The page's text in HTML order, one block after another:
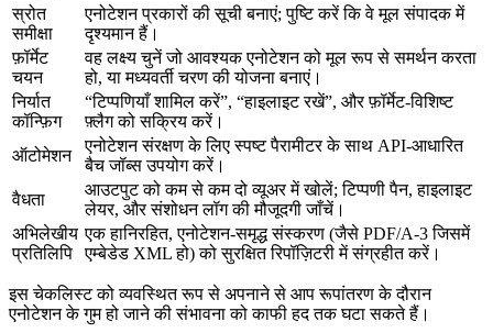
स्रोत
समीक्षा
एनोटेशन प्रकारों की सूची बनाएं; पुष्टि करें कि वे मूल संपादक में
दृश्यमान हैं।
फ़ॉर्मेट
चयन
वह लक्ष्य चुनें जो आवश्यक एनोटेशन को मूल रूप से समर्थन करता
हो, या मध्यवर्ती चरण की योजना बनाएं।
निर्यात
कॉन्फ़िग
“टिप्पणियाँ शामिल करें”, “हाइलाइट रखें”, और फ़ॉर्मेट‑विशिष्ट
फ़्लैग को सक्रिय करें।
ऑटोमेशन
एनोटेशन संरक्षण के लिए स्पष्ट पैरामीटर के साथ API‑आधारित
बैच जॉब्स उपयोग करें।
वैधता
आउटपुट को कम से कम दो व्यूअर में खोलें; टिप्पणी पैन, हाइलाइट
लेयर, और संशोधन लॉग की मौजूदगी जाँचें।
अभिलेखीय
प्रतिलिपि
एक हानिरहित, एनोटेशन‑समृद्ध संस्करण (जैसे PDF/A‑3 जिसमें
एम्बेडेड XML हो) को सुरक्षित रिपॉज़िटरी में संग्रहीत करें।
इस चेकलिस्ट को व्यवस्थित रूप से अपनाने से आप रूपांतरण के दौरान
एनोटेशन के गुम हो जाने की संभावना को काफी हद तक घटा सकते हैं।